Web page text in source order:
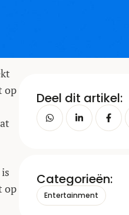
op
op
Deel dit artikel:
Categorieën:
Entertainment